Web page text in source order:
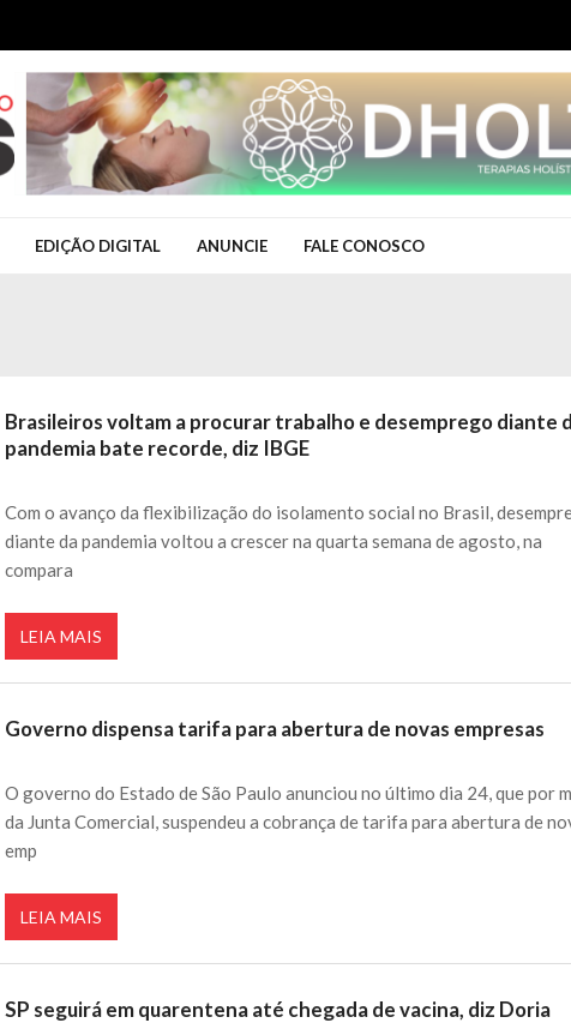
EDIÇÃO DIGITAL ANUNCIE FALE CONOSCO
Brasileiros voltam a procurar trabalho e desemprego diante
pandemia bate recorde, diz IBGE
Com o avanço da flexibilização do isolamento social no Brasil,
diante da pandemia voltou a crescer na quarta semana de agosto, na
compara
LEIA MAIS
Governo dispensa tarifa para abertura de novas empresas
O governo do Estado de São Paulo anunciou no último dia 24, que por
da Junta Comercial, suspendeu a cobrança de tarifa para abertura de
emp
LEIA MAIS
SP seguirá em quarentena até chegada de vacina, diz Doria